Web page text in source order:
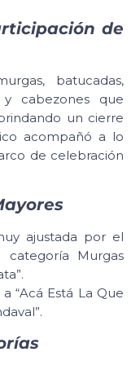
de
batucadas,
y cabezones que
un cierre
acompañó a lo
de celebración
ajustada por el
Murgas
“Acá Está La Que